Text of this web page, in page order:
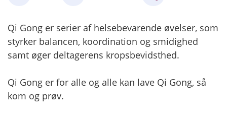
Qi Gong er serier af helsebevarende øvelser, som
styrker balancen, koordination og smidighed
samt øger deltagerens kropsbevidsthed.
Qi Gong er for alle og alle kan lave Qi Gong, så
kom og prøv.